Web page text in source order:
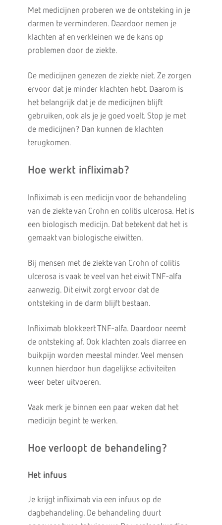
Met medicijnen proberen we de ontsteking in je
darmen te verminderen. Daardoor nemen je
klachten af en verkleinen we de kans op
problemen door de ziekte.
De medicijnen genezen de ziekte niet. Ze zorgen
ervoor dat je minder klachten hebt. Daarom is
het belangrijk dat je de medicijnen blijft
gebruiken, ook als je je goed voelt. Stop je met
de medicijnen? Dan kunnen de klachten
terugkomen.
Hoe werkt infliximab?
Infliximab is een medicijn voor de behandeling
van de ziekte van Crohn en colitis ulcerosa. Het is
een biologisch medicijn. Dat betekent dat het is
gemaakt van biologische eiwitten.
Bij mensen met de ziekte van Crohn of colitis
ulcerosa is vaak te veel van het eiwit TNF-alfa
aanwezig. Dit eiwit zorgt ervoor dat de
ontsteking in de darm blijft bestaan.
Infliximab blokkeert TNF-alfa. Daardoor neemt
de ontsteking af. Ook klachten zoals diarree en
buikpijn worden meestal minder. Veel mensen
kunnen hierdoor hun dagelijkse activiteiten
weer beter uitvoeren.
Vaak merk je binnen een paar weken dat het
medicijn begint te werken.
Hoe verloopt de behandeling?
Het infuus
Je krijgt infliximab via een infuus op de
dagbehandeling. De behandeling duurt